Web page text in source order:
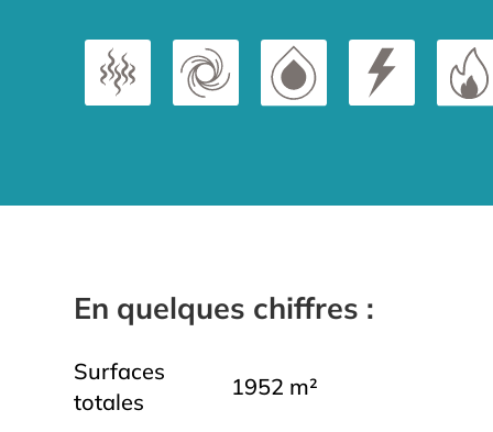
En quelques chiffres :
Surfaces
totales
1952 m²